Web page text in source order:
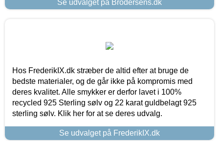
Se udvalget på Brodersens.dk
Hos FrederikIX.dk stræber de altid efter at bruge de
bedste materialer, og de går ikke på kompromis med
deres kvalitet. Alle smykker er derfor lavet i 100%
recycled 925 Sterling sølv og 22 karat guldbelagt 925
sterling sølv. Klik her for at se deres udvalg.
Se udvalget på FrederikIX.dk